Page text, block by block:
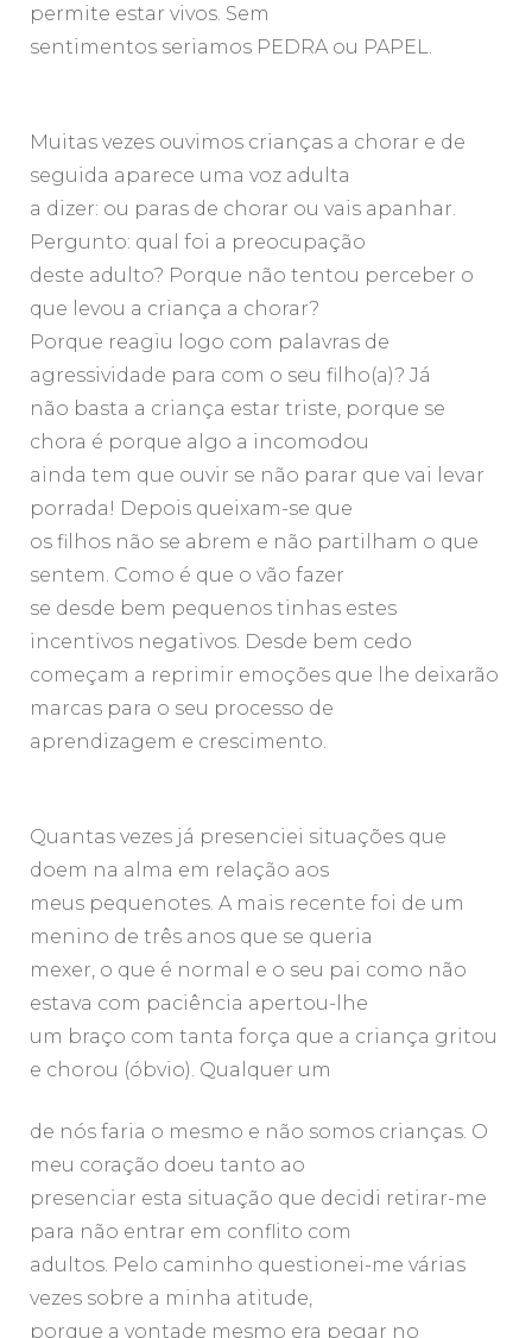
permite estar vivos. Sem
sentimentos seriamos PEDRA ou PAPEL.
Muitas vezes ouvimos crianças a chorar e de
seguida aparece uma voz adulta
a dizer: ou paras de chorar ou vais apanhar.
Pergunto: qual foi a preocupação
deste adulto? Porque não tentou perceber o
que levou a criança a chorar?
Porque reagiu logo com palavras de
agressividade para com o seu filho(a)? Já
não basta a criança estar triste, porque se
chora é porque algo a incomodou
ainda tem que ouvir se não parar que vai levar
porrada! Depois queixam-se que
os filhos não se abrem e não partilham o que
sentem. Como é que o vão fazer
se desde bem pequenos tinhas estes
incentivos negativos. Desde bem cedo
começam a reprimir emoções que lhe deixarão
marcas para o seu processo de
aprendizagem e crescimento.
Quantas vezes já presenciei situações que
doem na alma em relação aos
meus pequenotes. A mais recente foi de um
menino de três anos que se queria
mexer, o que é normal e o seu pai como não
estava com paciência apertou-lhe
um braço com tanta força que a criança gritou
e chorou (óbvio). Qualquer um
de nós faria o mesmo e não somos crianças. O
meu coração doeu tanto ao
presenciar esta situação que decidi retirar-me
para não entrar em conflito com
adultos. Pelo caminho questionei-me várias
vezes sobre a minha atitude,
porque a vontade mesmo era pegar no